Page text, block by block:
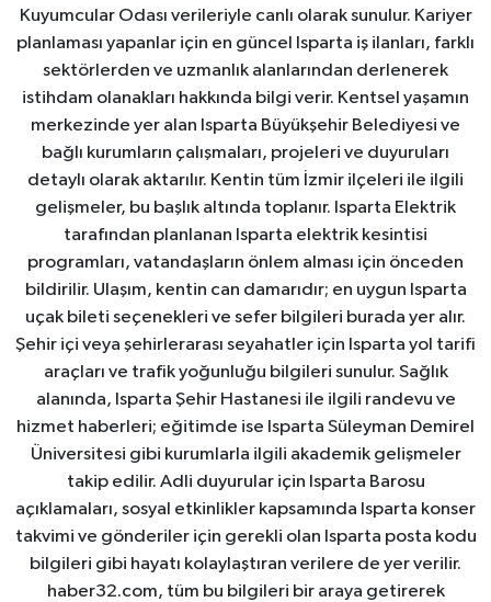
Kuyumcular Odası verileriyle canlı olarak sunulur. Kariyer
planlaması yapanlar için en güncel Isparta iş ilanları, farklı
sektörlerden ve uzmanlık alanlarından derlenerek
istihdam olanakları hakkında bilgi verir. Kentsel yaşamın
merkezinde yer alan Isparta Büyükşehir Belediyesi ve
bağlı kurumların çalışmaları, projeleri ve duyuruları
detaylı olarak aktarılır. Kentin tüm İzmir ilçeleri ile ilgili
gelişmeler, bu başlık altında toplanır. Isparta Elektrik
tarafından planlanan Isparta elektrik kesintisi
programları, vatandaşların önlem alması için önceden
bildirilir. Ulaşım, kentin can damarıdır; en uygun Isparta
uçak bileti seçenekleri ve sefer bilgileri burada yer alır.
Şehir içi veya şehirlerarası seyahatler için Isparta yol tarifi
araçları ve trafik yoğunluğu bilgileri sunulur. Sağlık
alanında, Isparta Şehir Hastanesi ile ilgili randevu ve
hizmet haberleri; eğitimde ise Isparta Süleyman Demirel
Üniversitesi gibi kurumlarla ilgili akademik gelişmeler
takip edilir. Adli duyurular için Isparta Barosu
açıklamaları, sosyal etkinlikler kapsamında Isparta konser
takvimi ve gönderiler için gerekli olan Isparta posta kodu
bilgileri gibi hayatı kolaylaştıran verilere de yer verilir.
haber32.com, tüm bu bilgileri bir araya getirerek